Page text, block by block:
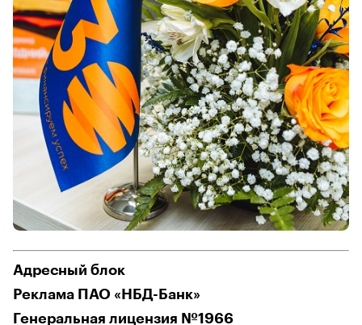
Адресный блок
Реклама ПАО «НБД-Банк»
Генеральная лицензия №1966